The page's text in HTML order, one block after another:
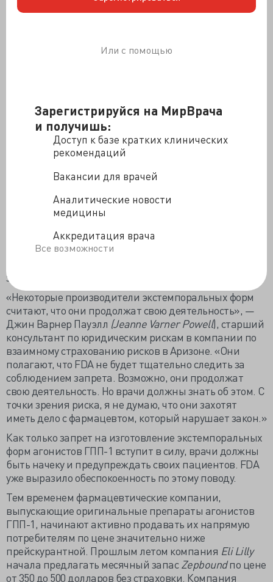
Зарегистрируйся на МирВрача
и получишь:
Доступ к базе кратких клинических
рекомендаций
Вакансии для врачей
Аналитические новости
медицины
Аккредитация врача
Все возможности
Или с помощью
страховщиков объявили об убытках. Раньше
GoodRx,которая отслеживает, как
пациентов, чья страховка покрывает некоторые виды
агонистов ГПП-1, 83% препаратов теперь должны
соответствовать некоторым дополнительным
требованиям, таким как предварительное
утверждение лечения страховой компанией.
Этот двойной удар, связанный с ограниченной
доступностью и неподъемными ценами, заставил
пациентов обратиться в аптеки, где они смогли
телемедицинская компанияHims & Hers
месячный запас семаглутида по цене 165 долларов. В
законный способ обойти требования FDA.
«Некоторые производители экстемпоральных форм
считают, что они продолжат свою деятельность», —
Джин Варнер Пауэлл (Jeanne Varner Powell), старший
консультант по юридическим рискам в компании по
взаимному страхованию рисков в Аризоне. «Они
полагают, что FDA не будет тщательно следить за
соблюдением запрета. Возможно, они продолжат
свою деятельность. Но врачи должны знать об этом. С
точки зрения риска, я не думаю, что они захотят
иметь дело с фармацевтом, который нарушает закон.»
Как только запрет на изготовление экстемпоральных
форм агонистов ГПП-1 вступит в силу, врачи должны
быть начеку и предупреждать своих пациентов. FDA
уже выразило обеспокоенность по этому поводу.
Тем временем фармацевтические компании,
выпускающие оригинальные препараты агонистов
ГПП-1, начинают активно продавать их напрямую
потребителям по цене значительно ниже
прейскурантной. Прошлым летом компания Eli Lilly
начала предлагать месячный запасZepboundпо цене
от 350 до 500 долларов без страховки. Компания